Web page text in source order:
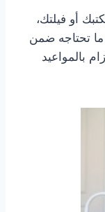
أو فيلتك،
تحتاجه ضمن
بالمواعيد